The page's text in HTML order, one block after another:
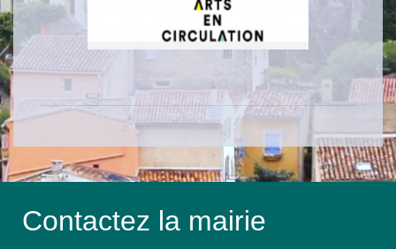
Contactez la mairie